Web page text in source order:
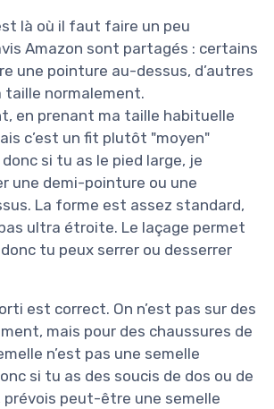
là où il faut faire un peu
Amazon sont partagés : certains
une pointure au-dessus, d’autres
taille normalement.
en prenant ma taille habituelle
c’est un fit plutôt "moyen"
si tu as le pied large, je
une demi-pointure ou une
La forme est assez standard,
ultra étroite. Le laçage permet
tu peux serrer ou desserrer
est correct. On n’est pas sur des
mais pour des chaussures de
n’est pas une semelle
si tu as des soucis de dos ou de
peut-être une semelle